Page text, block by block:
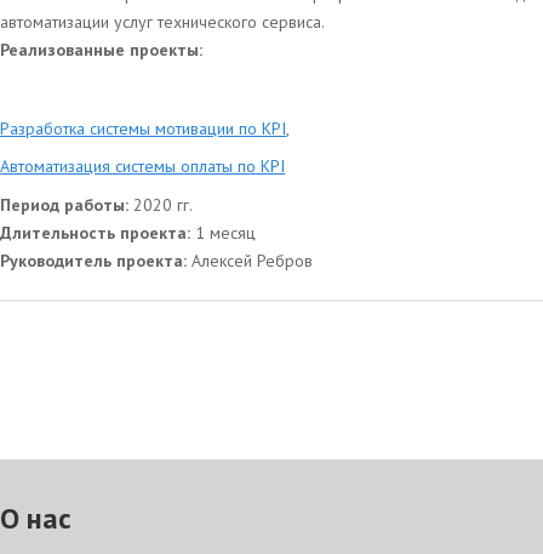
автоматизации услуг технического сервиса.
Реализованные проекты:
Разработка системы мотивации по KPI,
Автоматизация системы оплаты по KPI
Период работы: 2020 гг.
Длительность проекта: 1 месяц
Руководитель проекта: Алексей Ребров
О нас